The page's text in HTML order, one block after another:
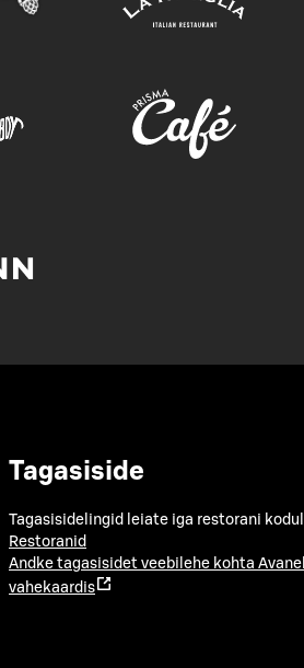
Tagasiside
Tagasisidelingid leiate iga restorani
Restoranid
Andke tagasisidet veebilehe kohta
vahekaardis